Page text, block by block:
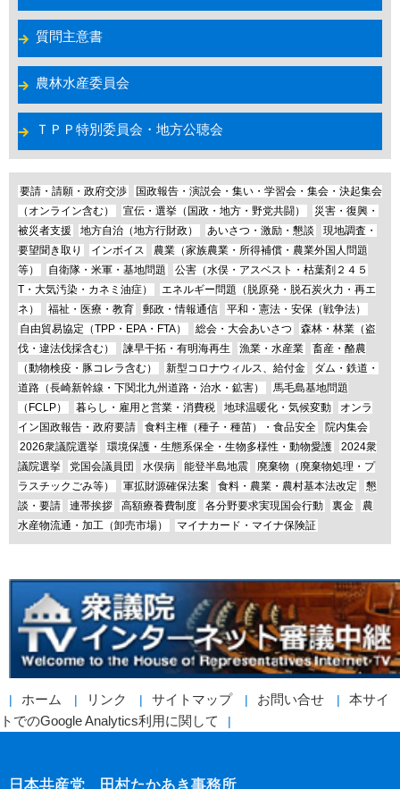
質問主意書
農林水産委員会
ＴＰＰ特別委員会・地方公聴会
要請・請願・政府交渉
国政報告・演説会・集い・学習会・集会・決起集会
（オンライン含む）
宣伝・選挙（国政・地方・野党共闘）
災害・復興・
被災者支援
地方自治（地方行財政） あいさつ・激励・懇談
現地調査・
要望聞き取り
インボイス
農業（家族農業・所得補償・農業外国人問題
等）
自衛隊・米軍・基地問題
公害（水俣・アスベスト・枯葉剤２４５
T・大気汚染・カネミ油症）
エネルギー問題（脱原発・脱石炭火力・再エ
ネ）
福祉・医療・教育 郵政・情報通信
平和・憲法・安保（戦争法）
自由貿易協定（TPP・EPA・FTA）
総会・大会あいさつ
森林・林業（盗
伐・違法伐採含む）
諫早干拓・有明海再生 漁業・水産業
畜産・酪農
（動物検疫・豚コレラ含む）
新型コロナウィルス、給付金
ダム・鉄道・
道路（長崎新幹線・下関北九州道路・治水・鉱害）
馬毛島基地問題
（FCLP）
暮らし・雇用と営業・消費税 地球温暖化・気候変動
オンラ
イン国政報告・政府要請
食料主権（種子・種苗）・食品安全
院内集会
2026衆議院選挙
環境保護・生態系保全・生物多様性・動物愛護
2024衆
議院選挙
党国会議員団 水俣病 能登半島地震
廃棄物（廃棄物処理・プ
ラスチックごみ等）
軍拡財源確保法案 食料・農業・農村基本法改定
懇
談・要請
連帯挨拶 高額療養費制度 各分野要求実現国会行動 裏金
農
水産物流通・加工（卸売市場）
マイナカード・マイナ保険証
ホーム リンク サイトマップ お問い合せ
本サイ
トでのGoogle Analytics利用に関して
日本共産党 田村たかあき事務所